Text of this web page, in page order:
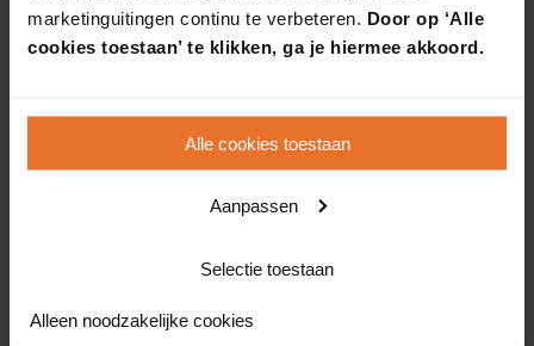
marketinguitingen continu te verbeteren. Door op ‘Alle
cookies toestaan’ te klikken, ga je hiermee akkoord.
Alle cookies toestaan
Aanpassen
Selectie toestaan
Alleen noodzakelijke cookies